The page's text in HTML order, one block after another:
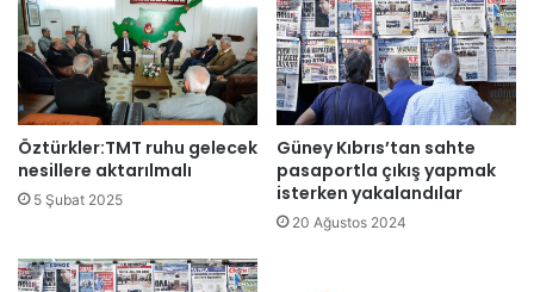
h
a
ş
h
a
ş
e
e
e
ç
o
j
k
d
u
a
r
Öztürkler:TMT ruhu gelecek
nesillere aktarılmalı
5 Şubat 2025
Güney Kıbrıs’tan sahte
pasaportla çıkış yapmak
isterken yakalandılar
20 Ağustos 2024